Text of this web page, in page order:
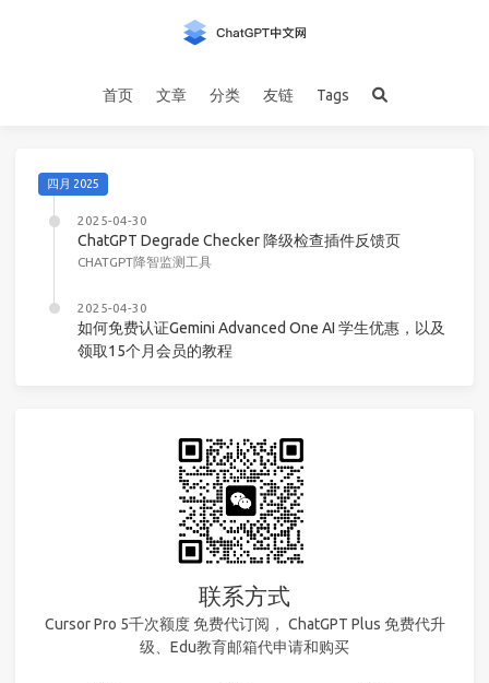
首页 文章 分类 友链 Tags
四月 2025
2025-04-30
ChatGPT Degrade Checker 降级检查插件反馈页
CHATGPT降智监测工具
2025-04-30
如何免费认证Gemini Advanced One AI 学生优惠，以及
领取15个月会员的教程
联系方式
Cursor Pro 5千次额度 免费代订阅， ChatGPT Plus 免费代升
级、Edu教育邮箱代申请和购买